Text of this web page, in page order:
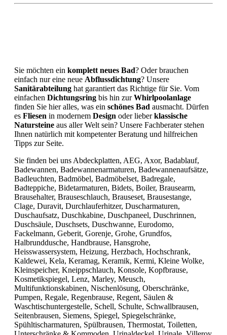
Sie möchten ein komplett neues Bad? Oder brauchen
einfach nur eine neue Abflussdichtung? Unsere
Sanitärabteilung hat garantiert das Richtige für Sie. Vom
einfachen Dichtungsring bis hin zurWhirlpoolanlage
finden Sie hier alles, was ein schönes Bad ausmacht. Dürfen
es Fliesen in modernem Design oder lieberklassische
Natursteine aus aller Welt sein? Unsere Fachberater stehen
Ihnen natürlich mit kompetenter Beratung und hilfreichen
Tipps zur Seite.
Sie finden bei uns Abdeckplatten, AEG, Axor, Badablauf,
Badewannen, Badewannenarmaturen, Badewannenaufsätze,
Badleuchten, Badmöbel, Badmöbelset, Badregale,
Badteppiche, Bidetarmaturen, Bidets, Boiler, Brausearm,
Brausehalter, Brauseschlauch, Brauseset, Brausestange,
Clage, Duravit, Durchlauferhitzer, Duscharmaturen,
Duschaufsatz, Duschkabine, Duschpaneel, Duschrinnen,
Duschsäule, Duschsets, Duschwanne, Eurodomo,
Fackelmann, Geberit, Gorenje, Grohe, Grundfos,
Halbrunddusche, Handbrause, Hansgrohe,
Heisswassersystem, Heizung, Herzbach, Hochschrank,
Kaldewei, Kela, Keramag, Keramik, Kermi, Kleine Wolke,
Kleinspeicher, Kneippschlauch, Konsole, Kopfbrause,
Kosmetikspiegel, Lenz, Marley, Meusch,
Multifunktionskabinen, Nischenlösung, Oberschränke,
Pumpen, Regale, Regenbrause, Regent, Säulen &
Waschtischuntergestelle, Schell, Schulte, Schwallbrausen,
Seitenbrausen, Siemens, Spiegel, Spiegelschränke,
Spühltischarmaturen, Spülbrausen, Thermostat, Toiletten,